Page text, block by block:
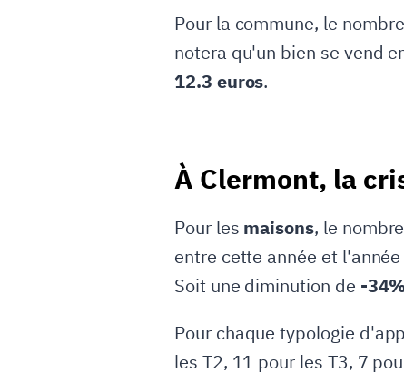
Pour la commune, le
notera qu'un bien se vend
12.3 euros.
À Clermont, la
Pour les maisons, le
entre cette année et
Soit une diminution de -
Pour chaque typologie
les T2, 11 pour les T3, 7